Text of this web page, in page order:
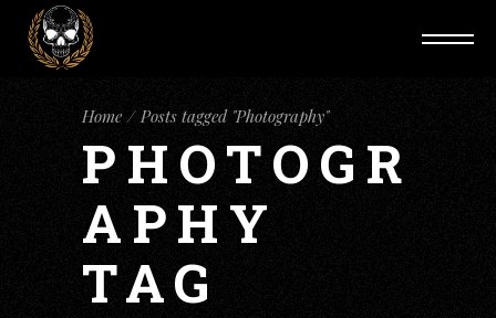
Home Posts tagged "Photography"
PHOTOGR
APHY
TAG